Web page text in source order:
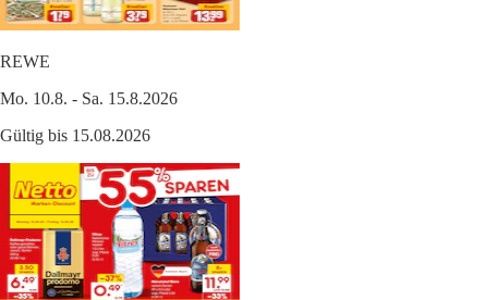
REWE
Mo. 10.8. - Sa. 15.8.2026
Gültig bis 15.08.2026